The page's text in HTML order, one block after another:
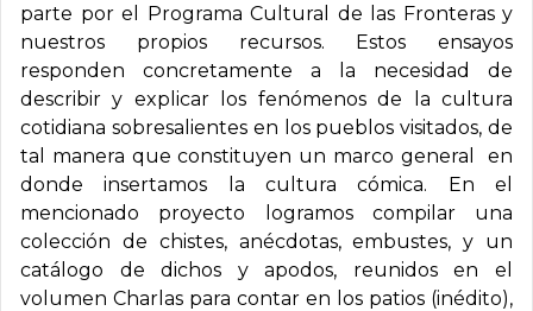
parte por el Programa Cultural de las Fronteras y
nuestros propios recursos. Estos ensayos
responden concretamente a la necesidad de
describir y explicar los fenómenos de la cultura
cotidiana sobresalientes en los pueblos visitados, de
tal manera que constituyen un marco general en
donde insertamos la cultura cómica. En el
mencionado proyecto logramos compilar una
colección de chistes, anécdotas, embustes, y un
catálogo de dichos y apodos, reunidos en el
volumen Charlas para contar en los patios (inédito),